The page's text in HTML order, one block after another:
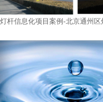
灯杆信息化项目案例-北京通州区